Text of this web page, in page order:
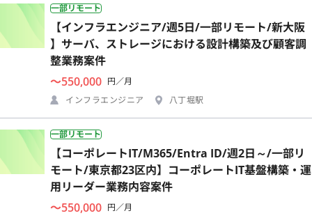
一部リモート
【インフラエンジニア/週5日/一部リモート/新大阪
】サーバ、ストレージにおける設計構築及び顧客調
整業務案件
〜550,000 円／月
インフラエンジニア
八丁堀駅
一部リモート
【コーポレートIT/M365/Entra ID/週2日～/一部リ
モート/東京都23区内】コーポレートIT基盤構築・運
用リーダー業務内容案件
〜550,000 円／月